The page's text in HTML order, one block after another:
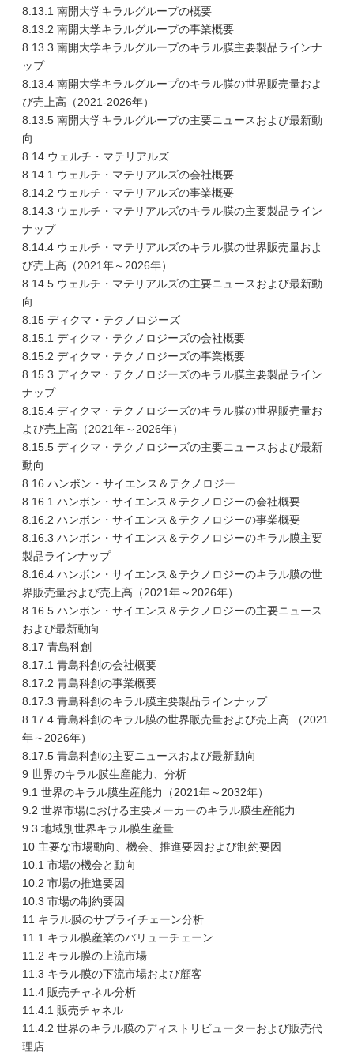
8.13.1 南開大学キラルグループの概要
8.13.2 南開大学キラルグループの事業概要
8.13.3 南開大学キラルグループのキラル膜主要製品ラインナ
ップ
8.13.4 南開大学キラルグループのキラル膜の世界販売量およ
び売上高（2021-2026年）
8.13.5 南開大学キラルグループの主要ニュースおよび最新動
向
8.14 ウェルチ・マテリアルズ
8.14.1 ウェルチ・マテリアルズの会社概要
8.14.2 ウェルチ・マテリアルズの事業概要
8.14.3 ウェルチ・マテリアルズのキラル膜の主要製品ライン
ナップ
8.14.4 ウェルチ・マテリアルズのキラル膜の世界販売量およ
び売上高（2021年～2026年）
8.14.5 ウェルチ・マテリアルズの主要ニュースおよび最新動
向
8.15 ディクマ・テクノロジーズ
8.15.1 ディクマ・テクノロジーズの会社概要
8.15.2 ディクマ・テクノロジーズの事業概要
8.15.3 ディクマ・テクノロジーズのキラル膜主要製品ライン
ナップ
8.15.4 ディクマ・テクノロジーズのキラル膜の世界販売量お
よび売上高（2021年～2026年）
8.15.5 ディクマ・テクノロジーズの主要ニュースおよび最新
動向
8.16 ハンボン・サイエンス＆テクノロジー
8.16.1 ハンボン・サイエンス＆テクノロジーの会社概要
8.16.2 ハンボン・サイエンス＆テクノロジーの事業概要
8.16.3 ハンボン・サイエンス＆テクノロジーのキラル膜主要
製品ラインナップ
8.16.4 ハンボン・サイエンス＆テクノロジーのキラル膜の世
界販売量および売上高（2021年～2026年）
8.16.5 ハンボン・サイエンス＆テクノロジーの主要ニュース
および最新動向
8.17 青島科創
8.17.1 青島科創の会社概要
8.17.2 青島科創の事業概要
8.17.3 青島科創のキラル膜主要製品ラインナップ
8.17.4 青島科創のキラル膜の世界販売量および売上高 （2021
年～2026年）
8.17.5 青島科創の主要ニュースおよび最新動向
9 世界のキラル膜生産能力、分析
9.1 世界のキラル膜生産能力（2021年～2032年）
9.2 世界市場における主要メーカーのキラル膜生産能力
9.3 地域別世界キラル膜生産量
10 主要な市場動向、機会、推進要因および制約要因
10.1 市場の機会と動向
10.2 市場の推進要因
10.3 市場の制約要因
11 キラル膜のサプライチェーン分析
11.1 キラル膜産業のバリューチェーン
11.2 キラル膜の上流市場
11.3 キラル膜の下流市場および顧客
11.4 販売チャネル分析
11.4.1 販売チャネル
11.4.2 世界のキラル膜のディストリビューターおよび販売代
理店